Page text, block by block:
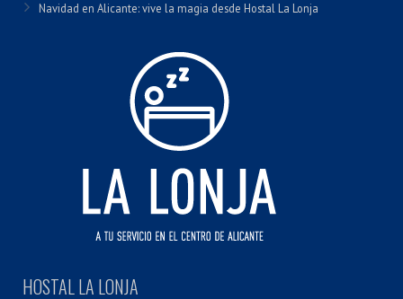
Navidad en Alicante: vive la magia desde Hostal La Lonja
HOSTAL LA LONJA